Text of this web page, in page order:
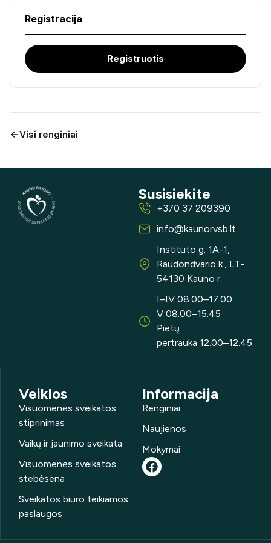
Registracija
Registruotis
Visi renginiai
Susisiekite
+370 37 209390
info@kaunorvsb.lt
Instituto g. 1A-1,
Raudondvario k., LT-
54130 Kauno r.
I–IV 08.00–17.00
V 08.00–15.45
Pietų
pertrauka 12.00–12.45
Veiklos
Visuomenės sveikatos
stiprinimas
Vaikų ir jaunimo sveikata
Visuomenės sveikatos
stebėsena
Sveikatos biuro teikiamos
paslaugos
Informacija
Renginiai
Naujienos
Mokymai